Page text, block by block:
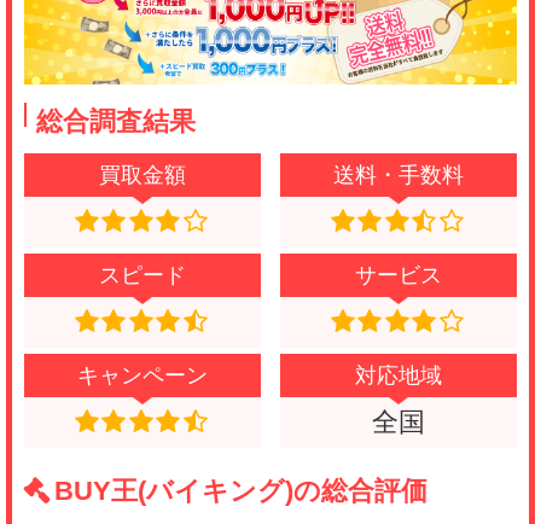
思います。
Kaho
遊び終わったゲームソフトを売ろうと思い、ブ
ックオフで検索したら出てきたのでネットオフ
でした。自宅まで集荷に来てくれる点とか、手
数料が無料だったのがよかったです。買取価格
は普通かな？という感じですね。
明
ゲームと漫画、DVDを売りたかったんですが、
面倒だったので、ネットオフを利用しました。
総合調査結果
買取金額 送料・手数料
スピード サービス
キャンペーン 対応地域
全国
BUY王(バイキング)の総合評価